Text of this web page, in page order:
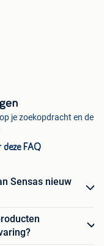
je zoekopdracht en de
deze FAQ
Sensas nieuw